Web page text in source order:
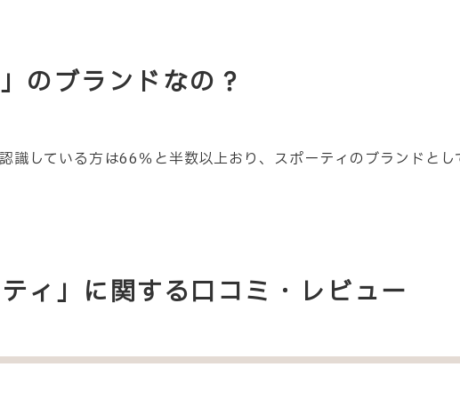
のブランドなの？
識している方は66％と半数以上おり、スポーティのブランドとし
ィ」に関する口コミ・レビュー